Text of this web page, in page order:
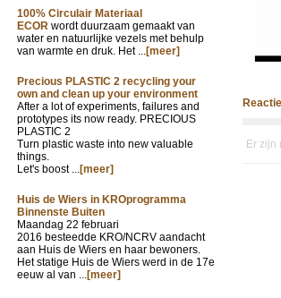
100% Circulair Materiaal
ECOR wordt duurzaam gemaakt van
water en natuurlijke vezels met behulp
van warmte en druk. Het ...[meer]
Precious PLASTIC 2 recycling your
own and clean up your environment
After a lot of experiments, failures and
prototypes its now ready. PRECIOUS
PLASTIC 2
Turn plastic waste into new valuable
things.
Let's boost ...[meer]
Huis de Wiers in KROprogramma
Binnenste Buiten
Maandag 22 februari
2016 besteedde KRO/NCRV aandacht
aan Huis de Wiers en haar bewoners.
Het statige Huis de Wiers werd in de 17e
eeuw al van ...[meer]
Er zijn